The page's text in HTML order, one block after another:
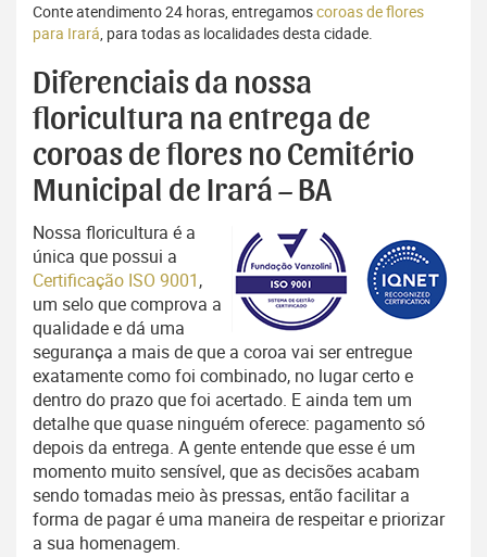
Conte atendimento 24 horas, entregamoscoroas de flores
para Irará, para todas as localidades desta cidade.
Diferenciais da nossa
floricultura na entrega de
coroas de flores no Cemitério
Municipal de Irará – BA
Nossa floricultura é a
única que possui a
Certificação ISO 9001,
um selo que comprova a
qualidade e dá uma
segurança a mais de que a coroa vai ser entregue
exatamente como foi combinado, no lugar certo e
dentro do prazo que foi acertado. E ainda tem um
detalhe que quase ninguém oferece: pagamento só
depois da entrega. A gente entende que esse é um
momento muito sensível, que as decisões acabam
sendo tomadas meio às pressas, então facilitar a
forma de pagar é uma maneira de respeitar e priorizar
a sua homenagem.